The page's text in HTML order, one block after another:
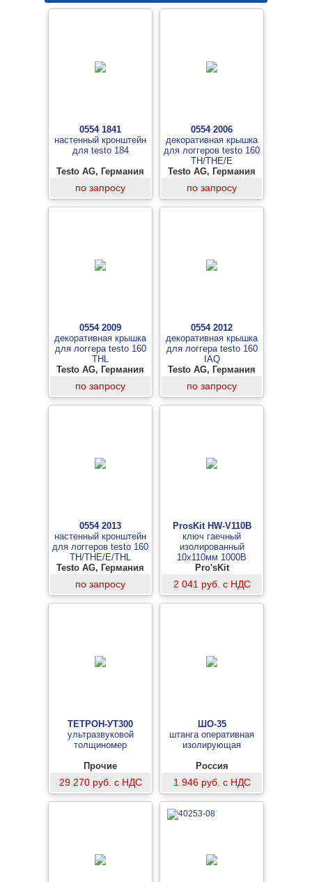
0554 1841
настенный кронштейн
для testo 184
Testo AG, Германия
по запросу
0554 2006
декоративная крышка
для логгеров testo 160
TH/THE/E
Testo AG, Германия
по запросу
0554 2009
декоративная крышка
для логгера testo 160
THL
Testo AG, Германия
по запросу
0554 2012
декоративная крышка
для логгера testo 160
IAQ
Testo AG, Германия
по запросу
0554 2013
настенный кронштейн
для логгеров testo 160
TH/THE/E/THL
Testo AG, Германия
по запросу
ProsKit HW-V110B
ключ гаечный
изолированный
10х110мм 1000В
Pro'sKit
2 041 руб. с НДС
ТЕТРОН-УТ300
ультразвуковой
толщиномер
Прочие
29 270 руб. с НДС
ШО-35
штанга оперативная
изолирующая
Россия
1 946 руб. с НДС